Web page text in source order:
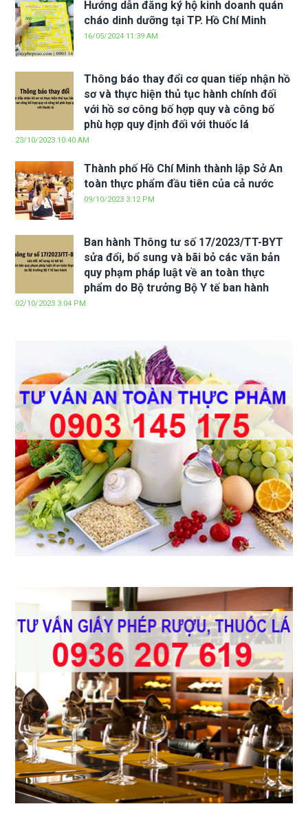
Hướng dẫn đăng ký hộ kinh doanh quán
cháo dinh dưỡng tại TP. Hồ Chí Minh
16/05/2024 11:39 AM
Thông báo thay đổi cơ quan tiếp nhận hồ
sơ và thực hiện thủ tục hành chính đối
với hồ sơ công bố hợp quy và công bố
phù hợp quy định đối với thuốc lá
23/10/2023 10:40 AM
Thành phố Hồ Chí Minh thành lập Sở An
toàn thực phẩm đầu tiên của cả nước
09/10/2023 3:12 PM
Ban hành Thông tư số 17/2023/TT-BYT
sửa đổi, bổ sung và bãi bỏ các văn bản
quy phạm pháp luật về an toàn thực
phẩm do Bộ trưởng Bộ Y tế ban hành
02/10/2023 3:04 PM